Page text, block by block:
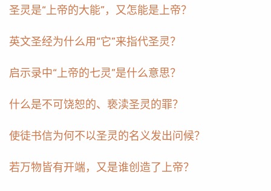
圣灵是“上帝的大能”，又怎能是上帝？
英文圣经为什么用“它”来指代圣灵？
启示录中“上帝的七灵”是什么意思？
什么是不可饶恕的、亵渎圣灵的罪？
使徒书信为何不以圣灵的名义发出问候？
若万物皆有开端，又是谁创造了上帝？